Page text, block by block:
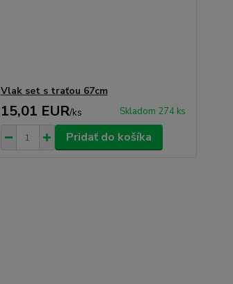
Vlak set s traťou 67cm
15,01 EUR/ks Skladom 274 ks
Pridať do košíka